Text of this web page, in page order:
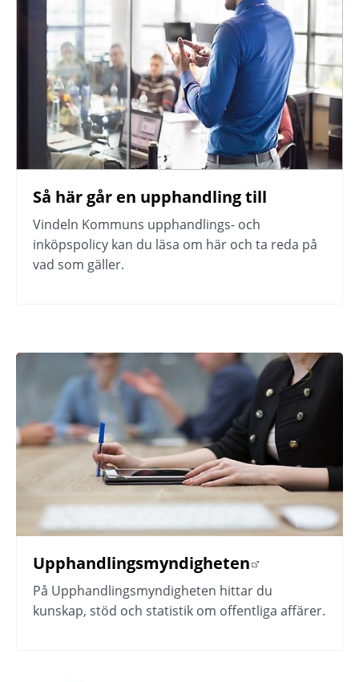
Så här går en upphandling till
Vindeln Kommuns upphandlings- och
inköpspolicy kan du läsa om här och ta reda på
vad som gäller.
Upphandlingsmyndigheten
Länk till annan webbplats.
På Upphandlingsmyndigheten hittar du
kunskap, stöd och statistik om offentliga affärer.